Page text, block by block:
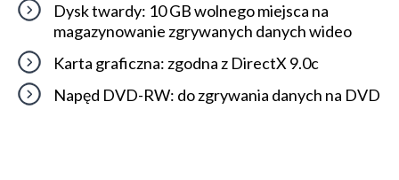
Dysk twardy: 10 GB wolnego miejsca na
magazynowanie zgrywanych danych wideo
Karta graficzna: zgodna z DirectX 9.0c
Napęd DVD-RW: do zgrywania danych na DVD